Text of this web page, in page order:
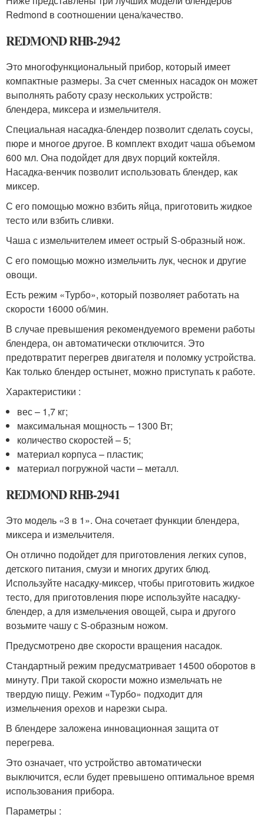
Redmond в соотношении цена/качество.
REDMOND RHB-2942
Это многофункциональный прибор, который имеет
компактные размеры. За счет сменных насадок он может
выполнять работу сразу нескольких устройств:
блендера, миксера и измельчителя.
Специальная насадка-блендер позволит сделать соусы,
пюре и многое другое. В комплект входит чаша объемом
600 мл. Она подойдет для двух порций коктейля.
Насадка-венчик позволит использовать блендер, как
миксер.
С его помощью можно взбить яйца, приготовить жидкое
тесто или взбить сливки.
Чаша с измельчителем имеет острый S-образный нож.
С его помощью можно измельчить лук, чеснок и другие
овощи.
Есть режим «Турбо», который позволяет работать на
скорости 16000 об/мин.
В случае превышения рекомендуемого времени работы
блендера, он автоматически отключится. Это
предотвратит перегрев двигателя и поломку устройства.
Как только блендер остынет, можно приступать к работе.
Характеристики :
вес – 1,7 кг;
максимальная мощность – 1300 Вт;
количество скоростей – 5;
материал корпуса – пластик;
материал погружной части – металл.
REDMOND RHB-2941
Это модель «3 в 1». Она сочетает функции блендера,
миксера и измельчителя.
Он отлично подойдет для приготовления легких супов,
детского питания, смузи и многих других блюд.
Используйте насадку-миксер, чтобы приготовить жидкое
тесто, для приготовления пюре используйте насадку-
блендер, а для измельчения овощей, сыра и другого
возьмите чашу с S-образным ножом.
Предусмотрено две скорости вращения насадок.
Стандартный режим предусматривает 14500 оборотов в
минуту. При такой скорости можно измельчать не
твердую пищу. Режим «Турбо» подходит для
измельчения орехов и нарезки сыра.
В блендере заложена инновационная защита от
перегрева.
Это означает, что устройство автоматически
выключится, если будет превышено оптимальное время
использования прибора.
Параметры :